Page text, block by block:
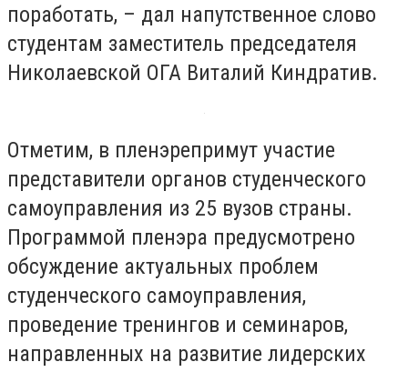
поработать, – дал напутственное слово
студентам заместитель председателя
Николаевской ОГА Виталий Киндратив.
Отметим, в пленэрепримут участие
представители органов студенческого
самоуправления из 25 вузов страны.
Программой пленэра предусмотрено
обсуждение актуальных проблем
студенческого самоуправления,
проведение тренингов и семинаров,
направленных на развитие лидерских